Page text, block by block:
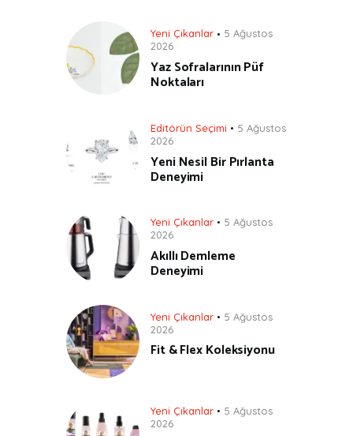
Yeni Çıkanlar
5 Ağustos
2026
Yaz Sofralarının Püf
Noktaları
Editörün Seçimi
5 Ağustos
2026
Yeni Nesil Bir Pırlanta
Deneyimi
Yeni Çıkanlar
5 Ağustos
2026
Akıllı Demleme
Deneyimi
Yeni Çıkanlar
5 Ağustos
2026
Fit & Flex Koleksiyonu
Yeni Çıkanlar
5 Ağustos
2026